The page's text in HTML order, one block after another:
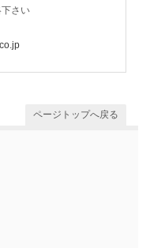
さい
ページトップへ戻る